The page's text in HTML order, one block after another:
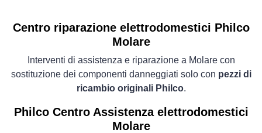
Centro riparazione elettrodomestici Philco
Molare
Interventi di assistenza e riparazione a Molare con
sostituzione dei componenti danneggiati solo con pezzi di
ricambio originali Philco.
Philco Centro Assistenza elettrodomestici
Molare